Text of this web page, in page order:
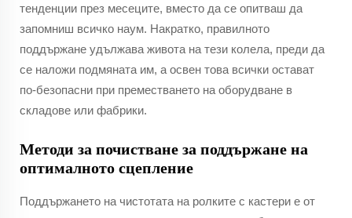
тенденции през месеците, вместо да се опитваш да
запомниш всичко наум. Накратко, правилното
поддържане удължава живота на тези колела, преди да
се наложи подмяната им, а освен това всички остават
по-безопасни при преместването на оборудване в
складове или фабрики.
Методи за почистване за поддържане на
оптималното сцепление
Поддържането на чистотата на ролките с кастери е от